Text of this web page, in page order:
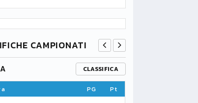
CAMPIONATI
CLASSIFICA
PG Pt